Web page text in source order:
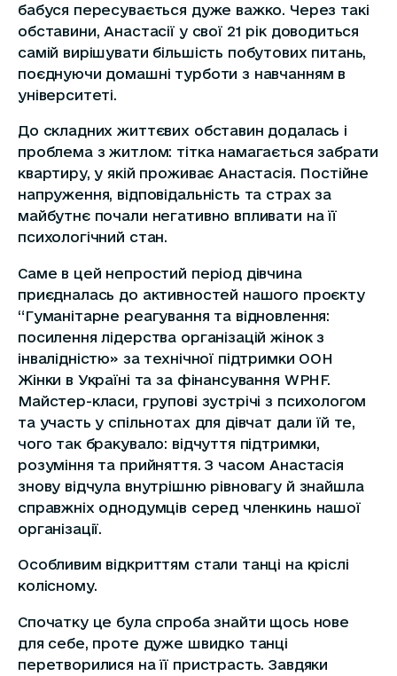
бабуся пересувається дуже важко. Через такі
обставини, Анастасії у свої 21 рік доводиться
самій вирішувати більшість побутових питань,
поєднуючи домашні турботи з навчанням в
університеті.
До складних життєвих обставин додалась і
проблема з житлом: тітка намагається забрати
квартиру, у якій проживає Анастасія. Постійне
напруження, відповідальність та страх за
майбутнє почали негативно впливати на її
психологічний стан.
Саме в цей непростий період дівчина
приєдналась до активностей нашого проєкту
“Гуманітарне реагування та відновлення:
посилення лідерства організацій жінок з
інвалідністю» за технічної підтримки ООН
Жінки в Україні та за фінансування WPHF.
Майстер-класи, групові зустрічі з психологом
та участь у спільнотах для дівчат дали їй те,
чого так бракувало: відчуття підтримки,
розуміння та прийняття. З часом Анастасія
знову відчула внутрішню рівновагу й знайшла
справжніх однодумців серед членкинь нашої
організації.
Особливим відкриттям стали танці на кріслі
колісному.
Спочатку це була спроба знайти щось нове
для себе, проте дуже швидко танці
перетворилися на її пристрасть. Завдяки